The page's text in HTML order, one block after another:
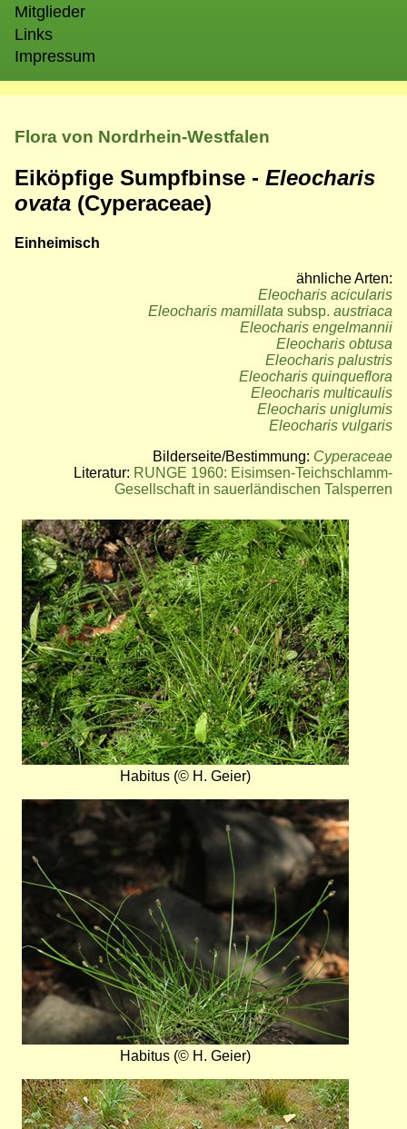
Mitglieder
Links
Impressum
Flora von Nordrhein-Westfalen
Eiköpfige Sumpfbinse - Eleocharis
ovata (Cyperaceae)
Einheimisch
ähnliche Arten:
Eleocharis acicularis
Eleocharis mamillata subsp. austriaca
Eleocharis engelmannii
Eleocharis obtusa
Eleocharis palustris
Eleocharis quinqueflora
Eleocharis multicaulis
Eleocharis uniglumis
Eleocharis vulgaris
Bilderseite/Bestimmung: Cyperaceae
Literatur: RUNGE 1960: Eisimsen-Teichschlamm-
Gesellschaft in sauerländischen Talsperren
Bild
Habitus (© H. Geier)
Bild
Habitus (© H. Geier)
Bild